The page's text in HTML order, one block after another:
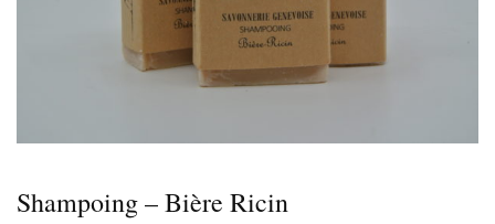
Shampoing – Bière Ricin